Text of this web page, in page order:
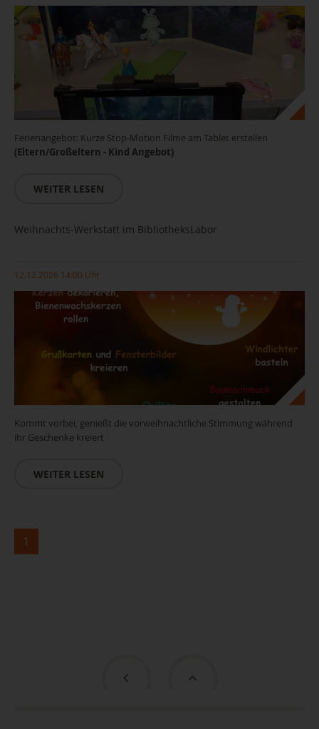
Ferienangebot: Kurze Stop-Motion Filme am Tablet erstellen
(Eltern/Großeltern - Kind Angebot)
WEITER LESEN
Weihnachts-Werkstatt im BibliotheksLabor
12.12.2026 14:00 Uhr
Kommt vorbei, genießt die vorweihnachtliche Stimmung während
ihr Geschenke kreiert
WEITER LESEN
1